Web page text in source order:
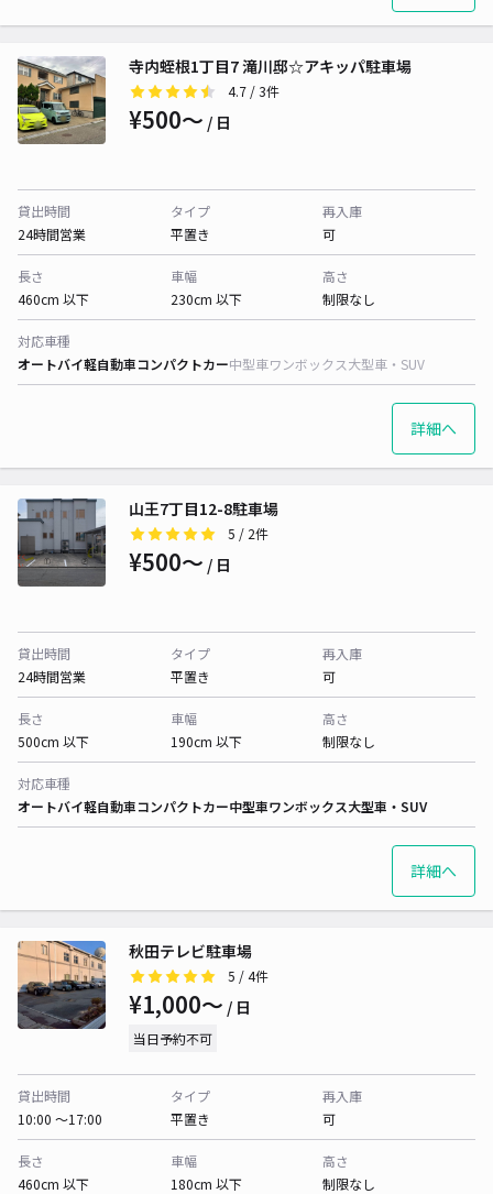
寺内蛭根1丁目7 滝川邸☆アキッパ駐車場
4.7 / 3件
¥500〜 / 日
貸出時間
24時間営業
タイプ
平置き
再入庫
可
長さ
460cm 以下
車幅
230cm 以下
高さ
制限なし
対応車種
オートバイ軽自動車コンパクトカー中型車ワンボックス大型車・SUV
詳細へ
山王7丁目12-8駐車場
5 / 2件
¥500〜 / 日
貸出時間
24時間営業
タイプ
平置き
再入庫
可
長さ
500cm 以下
車幅
190cm 以下
高さ
制限なし
対応車種
オートバイ軽自動車コンパクトカー中型車ワンボックス大型車・SUV
詳細へ
秋田テレビ駐車場
5 / 4件
¥1,000〜 / 日
当日予約不可
貸出時間
10:00 〜17:00
タイプ
平置き
再入庫
可
長さ
460cm 以下
車幅
180cm 以下
高さ
制限なし